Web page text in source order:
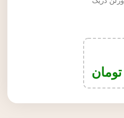
تومان